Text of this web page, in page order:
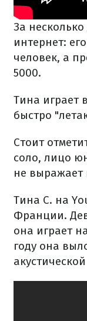
За
интернет:
человек, а
5000.
Тина играет
быстро
Стоит
соло, лицо
не выражает
Тина С. на
Франции.
она играет
году она